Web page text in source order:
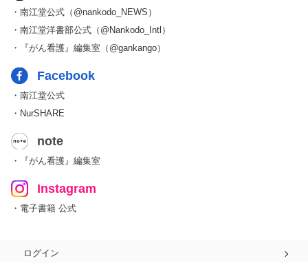
・南江堂公式（@nankodo_NEWS）
・南江堂洋書部公式（@Nankodo_Intl）
・『がん看護』編集室（@gankango）
Facebook
・南江堂公式
・NurSHARE
note
・『がん看護』編集室
Instagram
・電子書籍 公式
ログイン